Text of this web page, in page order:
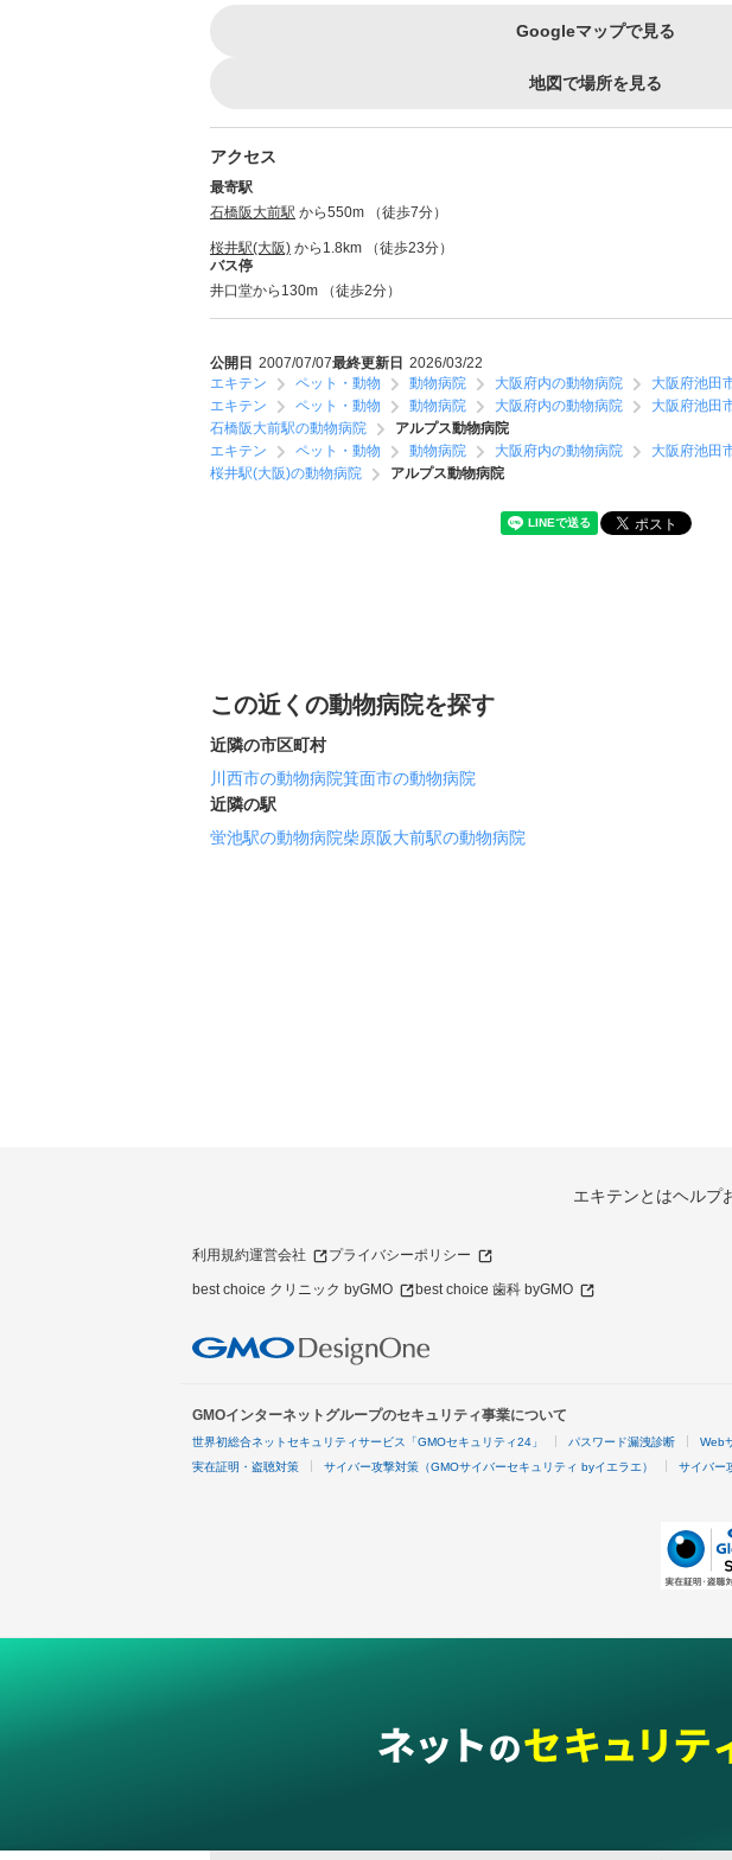
Googleマップで見る
地図で場所を見る
アクセス
最寄駅
石橋阪大前駅 から550m （徒歩7分）
桜井駅(大阪) から1.8km （徒歩23分）
バス停
井口堂から130m （徒歩2分）
公開日 2007/07/07最終更新日 2026/03/22
エキテン
ペット・動物 動物病院 大阪府内の動物病院 大阪府池田
エキテン
ペット・動物 動物病院 大阪府内の動物病院
大阪府池田
石橋阪大前駅の動物病院
アルプス動物病院
エキテン
ペット・動物 動物病院 大阪府内の動物病院
大阪府池田
桜井駅(大阪)の動物病院
アルプス動物病院
この近くの動物病院を探す
近隣の市区町村
川西市の動物病院箕面市の動物病院
近隣の駅
蛍池駅の動物病院柴原阪大前駅の動物病院
エキテンとはヘルプ
利用規約運営会社 プライバシーポリシー
best choice クリニック byGMO best choice 歯科 byGMO
GMOインターネットグループのセキュリティ事業について
世界初総合ネットセキュリティサービス「GMOセキュリティ24」 パスワード漏洩診断 Web
実在証明・盗聴対策 サイバー攻撃対策（GMOサイバーセキュリティ byイエラエ） サイバー